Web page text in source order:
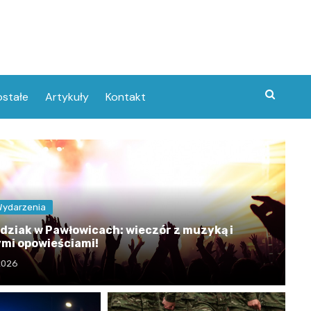
Artykuły Kontakt
w Pawłowicach: wieczór z muzyką i
opowieściami!